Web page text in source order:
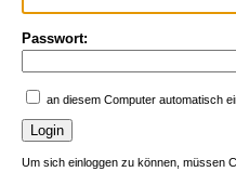
Passwort:
an diesem Computer automatisch
Um sich einloggen zu können, müssen